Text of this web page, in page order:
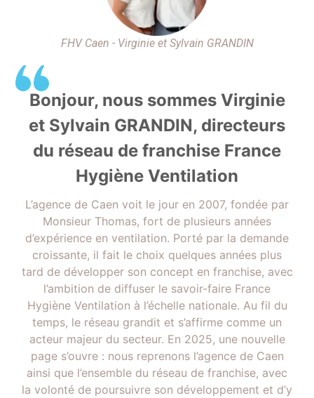
FHV Caen - Virginie et Sylvain GRANDIN
Bonjour, nous sommes Virginie
et Sylvain GRANDIN, directeurs
du réseau de franchise France
Hygiène Ventilation
L’agence de Caen voit le jour en 2007, fondée par
Monsieur Thomas, fort de plusieurs années
d’expérience en ventilation. Porté par la demande
croissante, il fait le choix quelques années plus
tard de développer son concept en franchise, avec
l’ambition de diffuser le savoir-faire France
Hygiène Ventilation à l’échelle nationale. Au fil du
temps, le réseau grandit et s’affirme comme un
acteur majeur du secteur. En 2025, une nouvelle
page s’ouvre : nous reprenons l’agence de Caen
ainsi que l’ensemble du réseau de franchise, avec
la volonté de poursuivre son développement et d’y